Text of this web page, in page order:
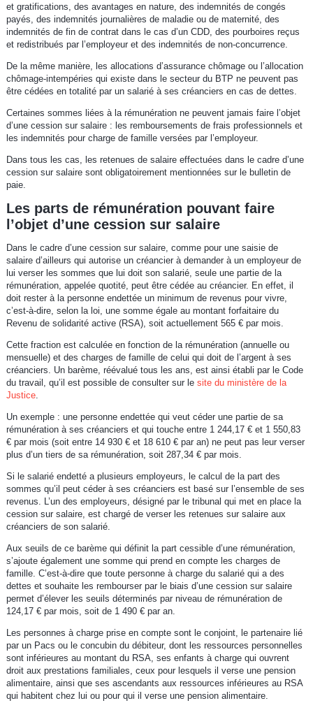
et gratifications, des avantages en nature, des indemnités de congés
payés, des indemnités journalières de maladie ou de maternité, des
indemnités de fin de contrat dans le cas d’un CDD, des pourboires reçus
et redistribués par l’employeur et des indemnités de non-concurrence.
De la même manière, les allocations d’assurance chômage ou l’allocation
chômage-intempéries qui existe dans le secteur du BTP ne peuvent pas
être cédées en totalité par un salarié à ses créanciers en cas de dettes.
Certaines sommes liées à la rémunération ne peuvent jamais faire l’objet
d’une cession sur salaire : les remboursements de frais professionnels et
les indemnités pour charge de famille versées par l’employeur.
Dans tous les cas, les retenues de salaire effectuées dans le cadre d’une
cession sur salaire sont obligatoirement mentionnées sur le bulletin de
paie.
Les parts de rémunération pouvant faire
l’objet d’une cession sur salaire
Dans le cadre d’une cession sur salaire, comme pour une saisie de
salaire d’ailleurs qui autorise un créancier à demander à un employeur de
lui verser les sommes que lui doit son salarié, seule une partie de la
rémunération, appelée quotité, peut être cédée au créancier. En effet, il
doit rester à la personne endettée un minimum de revenus pour vivre,
c’est-à-dire, selon la loi, une somme égale au montant forfaitaire du
Revenu de solidarité active (RSA), soit actuellement 565 € par mois.
Cette fraction est calculée en fonction de la rémunération (annuelle ou
mensuelle) et des charges de famille de celui qui doit de l’argent à ses
créanciers. Un barème, réévalué tous les ans, est ainsi établi par le Code
du travail, qu’il est possible de consulter sur le site du ministère de la
Justice.
Un exemple : une personne endettée qui veut céder une partie de sa
rémunération à ses créanciers et qui touche entre 1 244,17 € et 1 550,83
€ par mois (soit entre 14 930 € et 18 610 € par an) ne peut pas leur verser
plus d’un tiers de sa rémunération, soit 287,34 € par mois.
Si le salarié endetté a plusieurs employeurs, le calcul de la part des
sommes qu’il peut céder à ses créanciers est basé sur l’ensemble de ses
revenus. L’un des employeurs, désigné par le tribunal qui met en place la
cession sur salaire, est chargé de verser les retenues sur salaire aux
créanciers de son salarié.
Aux seuils de ce barème qui définit la part cessible d’une rémunération,
s’ajoute également une somme qui prend en compte les charges de
famille. C’est-à-dire que toute personne à charge du salarié qui a des
dettes et souhaite les rembourser par le biais d’une cession sur salaire
permet d’élever les seuils déterminés par niveau de rémunération de
124,17 € par mois, soit de 1 490 € par an.
Les personnes à charge prise en compte sont le conjoint, le partenaire lié
par un Pacs ou le concubin du débiteur, dont les ressources personnelles
sont inférieures au montant du RSA, ses enfants à charge qui ouvrent
droit aux prestations familiales, ceux pour lesquels il verse une pension
alimentaire, ainsi que ses ascendants aux ressources inférieures au RSA
qui habitent chez lui ou pour qui il verse une pension alimentaire.